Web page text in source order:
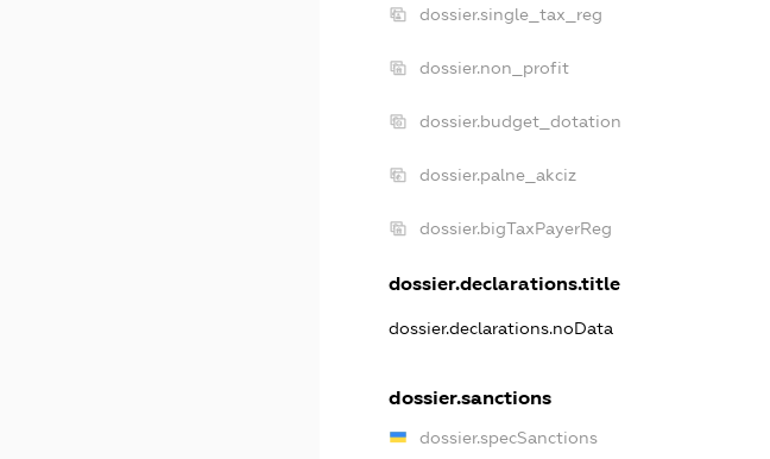
dossier.single_tax_reg
dossier.non_profit
dossier.budget_dotation
dossier.palne_akciz
dossier.bigTaxPayerReg
dossier.declarations.title
dossier.declarations.noData
dossier.sanctions
dossier.specSanctions